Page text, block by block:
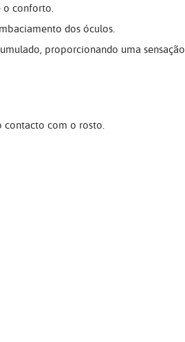
o conforto.
dos óculos.
proporcionando uma
contacto com o rosto.